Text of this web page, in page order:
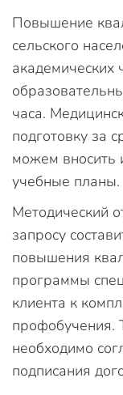
Повышение
сельского
академических
часа.
подготовку за
можем вносить
учебные планы.
Методический
запросу
повышения
программы
клиента к
профобучения.
необходимо
подписания